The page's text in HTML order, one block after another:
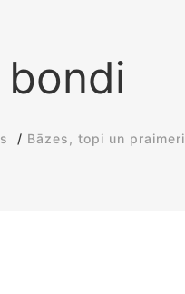
bondi
Bāzes, topi un praimeri